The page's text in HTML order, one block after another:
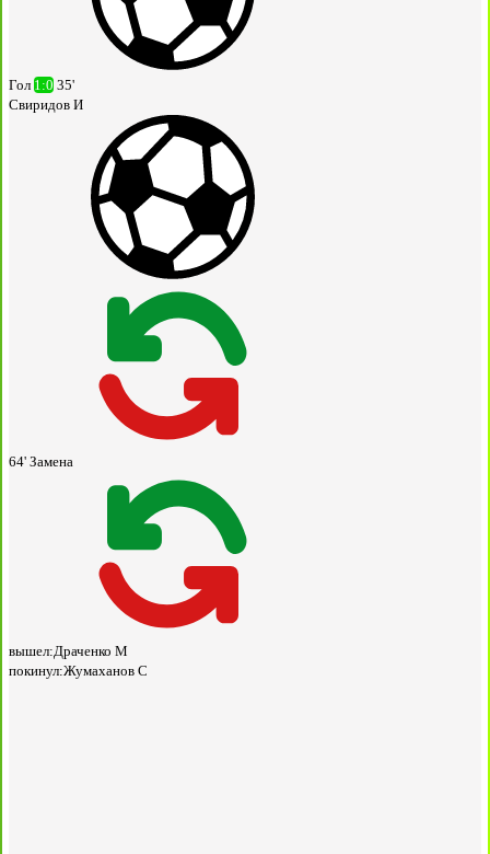
Гол 1:0 35'
Свиридов И
64' Замена
вышел:Драченко М
покинул:Жумаханов С